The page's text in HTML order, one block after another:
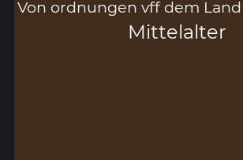
Von ordnungen vff dem Land
Mittelalter